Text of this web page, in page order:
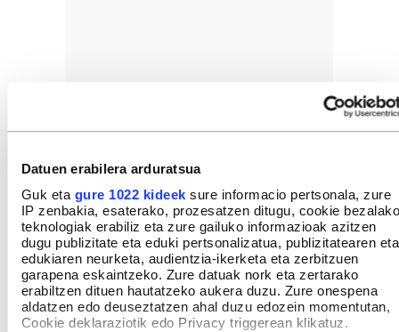
Datuen erabilera arduratsua
Guk eta gure 1022 kideek sure informacio pertsonala, zure
IP zenbakia, esaterako, prozesatzen ditugu, cookie bezalako
teknologiak erabiliz eta zure gailuko informazioak azitzen
dugu publizitate eta eduki pertsonalizatua, publizitatearen eta
edukiaren neurketa, audientzia-ikerketa eta zerbitzuen
garapena eskaintzeko. Zure datuak nork eta zertarako
erabiltzen dituen hautatzeko aukera duzu. Zure onespena
aldatzen edo deuseztatzen ahal duzu edozein momentutan,
Cookie deklaraziotik edo Privacy triggerean klikatuz.